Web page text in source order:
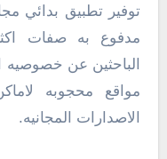
توفير تطبيق بدائي
مدفوع به صفات
الباحثين عن خصوصيه
مواقع محجوبه
الاصدارات المجانيه.